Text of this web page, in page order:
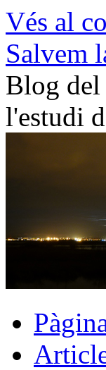
Vés al
Salvem
Blog del
l'estudi